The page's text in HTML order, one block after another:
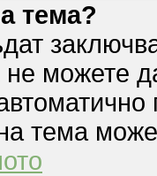
тема?
можете
тема